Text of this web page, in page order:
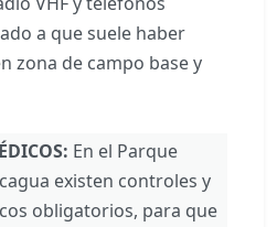
a que suele haber
zona de campo base y
En el Parque
existen controles y
obligatorios, para que